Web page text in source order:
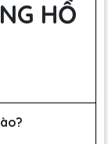
HỒ